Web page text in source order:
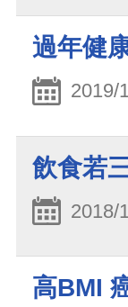
過年健
2019/
飲食若
2018/
高BMI